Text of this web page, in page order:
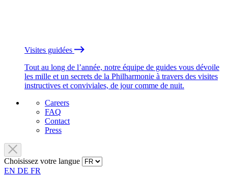
Visites guidées
Tout au long de l’année, notre équipe de guides vous dévoile
les mille et un secrets de la Philharmonie à travers des visites
instructives et conviviales, de jour comme de nuit.
Careers
FAQ
Contact
Press
Choisissez votre langue
EN DE FR